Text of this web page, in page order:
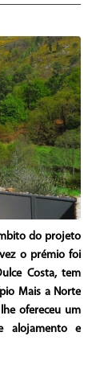
do projeto
o prémio foi
Costa, tem
Mais a Norte
ofereceu um
alojamento e